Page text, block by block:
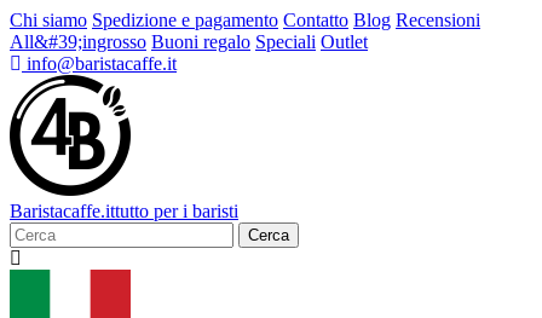
Chi siamo Spedizione e pagamento Contatto Blog Recensioni
All&#39;ingrosso Buoni regalo Speciali Outlet
info@baristacaffe.it
Baristacaffe.ittutto per i baristi
Cerca